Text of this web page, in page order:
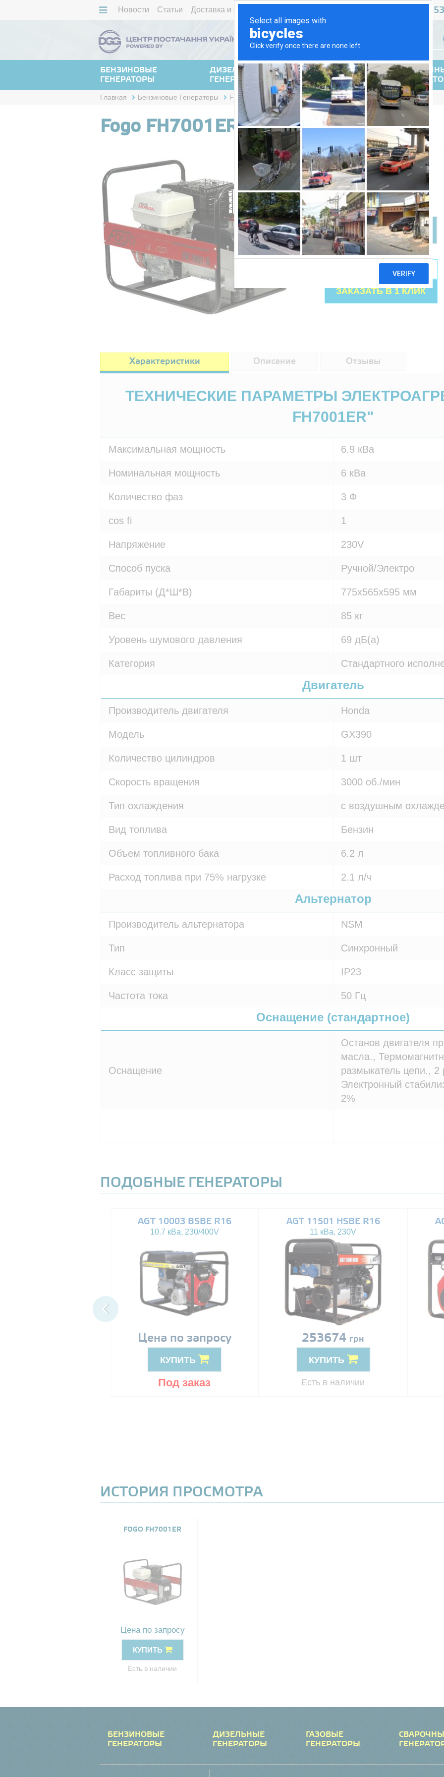
Новости Статьи Доставка и оплата 467
РУС УКР
БЕНЗИНОВЫЕ
ГЕНЕРАТОРЫ
ДИЗЕЛЬНЫЕ
ГЕНЕРАТОРЫ
ГАЗОВЫЕ
ГЕНЕРАТОРЫ
Главная Бензиновые Генераторы Fogo FH7001ER
Fogo FH7001ER
Есть в наличии
Цена: Цена по
запросу
КУПИТЬ
Характеристики Описание Отзывы
ТЕХНИЧЕСКИЕ ПАРАМЕТРЫ
FH7001ER"
Максимальная мощность 6.9 кВа
Номинальная мощность 6 кВа
Количество фаз 3 Ф
cos fi 1
Напряжение 230V
Способ пуска Ручной/Электро
Габариты (Д*Ш*В) 775x565x595 мм
Вес 85 кг
Уровень шумового давления 69 дБ(а)
Категория Стандартного
Двигатель
Производитель двигателя Honda
Модель GX390
Количество цилиндров 1 шт
Скорость вращения 3000 об./мин
Тип охлаждения с воздушным
Вид топлива Бензин
Объем топливного бака 6.2 л
Расход топлива при 75% нагрузке 2.1 л/ч
Альтернатор
Производитель альтернатора NSM
Тип Синхронный
Класс защиты IP23
Частота тока 50 Гц
Оснащение (стандартное)
Оснащение
Останов двигателя
масла.,
размыкатель цепи., 2
Электронный
2%
ПОДОБНЫЕ ГЕНЕРАТОРЫ
AGT 10003 BSBE R16
10.7 кВа, 230/400V
Цена по запросу
КУПИТЬ
Под заказ
AGT 11501 HSBE R16
11 кВа, 230V
253674 грн
КУПИТЬ
Есть в наличии
ИСТОРИЯ ПРОСМОТРА
FOGO FH7001ER
Цена по запросу
КУПИТЬ
Есть в наличии
БЕНЗИНОВЫЕ
ГЕНЕРАТОРЫ
ДИЗЕЛЬНЫЕ
ГЕНЕРАТОРЫ
ГАЗОВЫЕ
ГЕНЕРАТОРЫ